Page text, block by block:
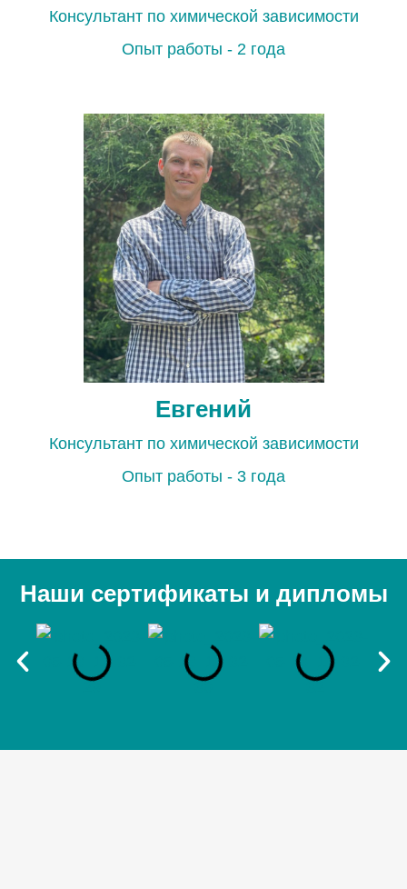
Консультант по химической зависимости
Опыт работы - 2 года
Евгений
Консультант по химической зависимости
Опыт работы - 3 года
Наши сертификаты и дипломы